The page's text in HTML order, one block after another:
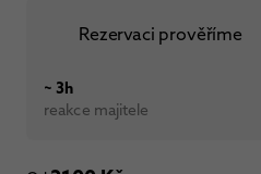
Rezervaci prověříme
~ 3h
reakce majitele